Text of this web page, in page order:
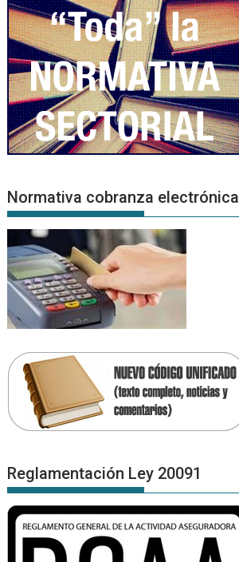
Normativa cobranza electrónica
Reglamentación Ley 20091